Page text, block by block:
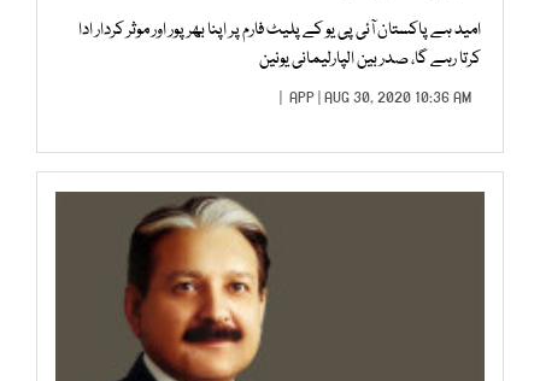
امید ہے پاکستان آئی پی یو کے پلیٹ فارم پر اپنا بھرپور اور موثر کردار ادا
کرتا رہے گا، صدر بین الپارلیمانی یونین
APP | AUG 30, 2020 10:36 AM |